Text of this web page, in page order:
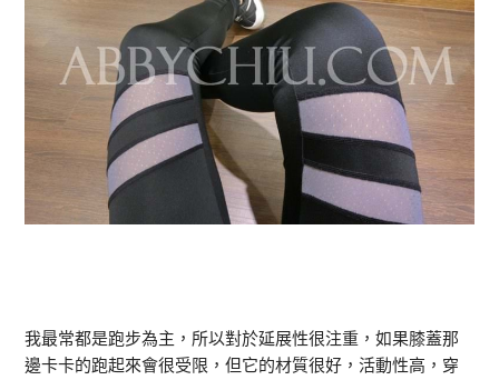
我最常都是跑步為主，所以對於延展性很注重，如果膝蓋那
邊卡卡的跑起來會很受限，但它的材質很好，活動性高，穿